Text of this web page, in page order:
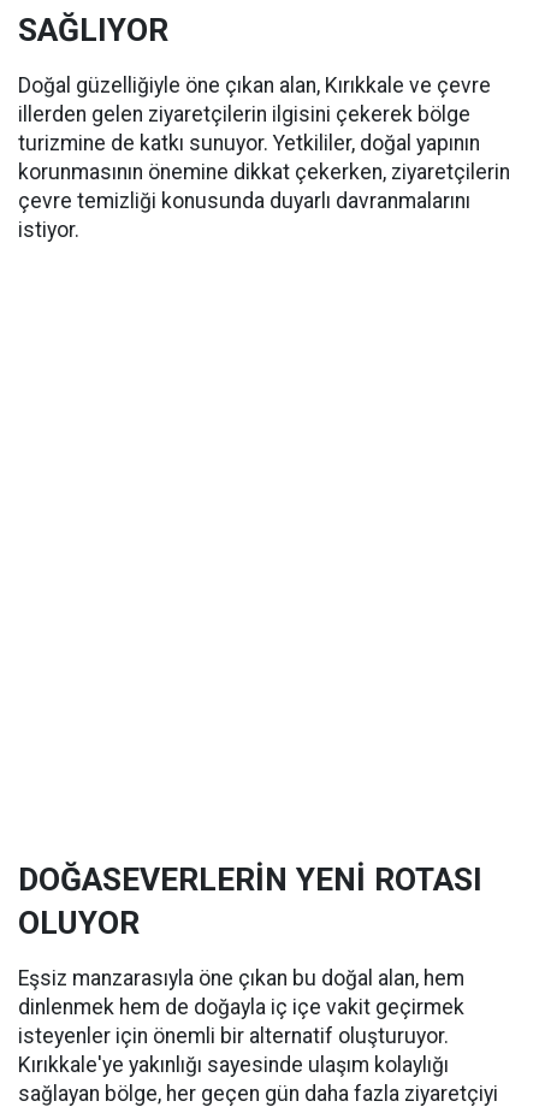
SAĞLIYOR
Doğal güzelliğiyle öne çıkan alan, Kırıkkale ve çevre
illerden gelen ziyaretçilerin ilgisini çekerek bölge
turizmine de katkı sunuyor. Yetkililer, doğal yapının
korunmasının önemine dikkat çekerken, ziyaretçilerin
çevre temizliği konusunda duyarlı davranmalarını
istiyor.
DOĞASEVERLERİN YENİ ROTASI
OLUYOR
Eşsiz manzarasıyla öne çıkan bu doğal alan, hem
dinlenmek hem de doğayla iç içe vakit geçirmek
isteyenler için önemli bir alternatif oluşturuyor.
Kırıkkale'ye yakınlığı sayesinde ulaşım kolaylığı
sağlayan bölge, her geçen gün daha fazla ziyaretçiyi